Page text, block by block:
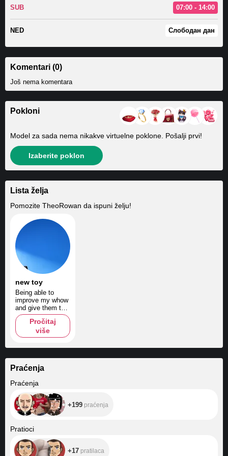
SUB 07:00 - 14:00
NED Слободан дан
Komentari (0)
Još nema komentara
Pokloni
Model za sada nema nikakve virtuelne poklone. Pošalji prvi!
Izaberite poklon
Lista želja
Pomozite TheoRowan da ispuni želju!
new toy
Being able to
improve my whow
and give them the
best show
Pročitaj
više
Praćenja
Praćenja
+199 praćenja
Pratioci
+17 pratilaca